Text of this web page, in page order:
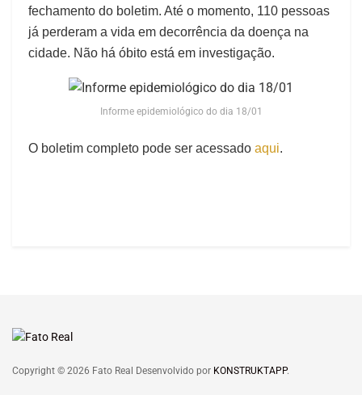
fechamento do boletim. Até o momento, 110 pessoas
já perderam a vida em decorrência da doença na
cidade. Não há óbito está em investigação.
Informe epidemiológico do dia 18/01
O boletim completo pode ser acessado aqui.
Copyright © 2026 Fato Real Desenvolvido por KONSTRUKTAPP.